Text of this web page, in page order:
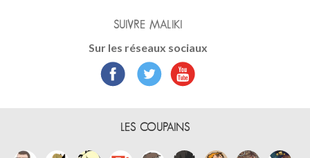
SUIVRE MALIKI
Sur les réseaux sociaux
LES COUPAINS